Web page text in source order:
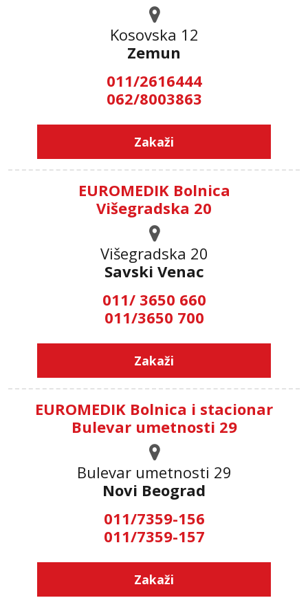
Kosovska 12
Zemun
011/2616444
062/8003863
Zakaži
EUROMEDIK Bolnica
Višegradska 20
Višegradska 20
Savski Venac
011/ 3650 660
011/3650 700
Zakaži
EUROMEDIK Bolnica i stacionar
Bulevar umetnosti 29
Bulevar umetnosti 29
Novi Beograd
011/7359-156
011/7359-157
Zakaži